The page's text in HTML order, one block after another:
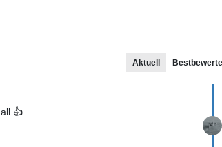
Aktuell
👍